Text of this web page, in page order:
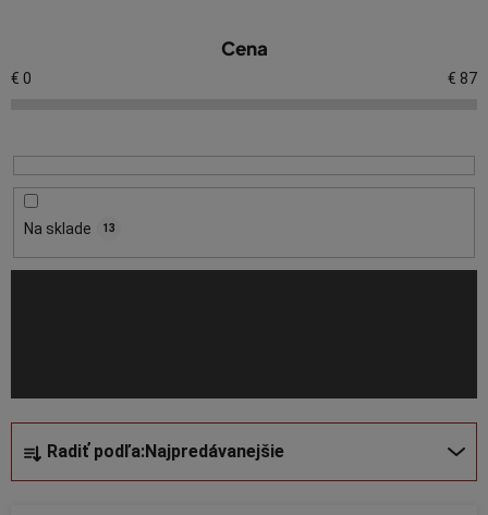
a
d
Radiť podľa:Najpredávanejšie
Cena
€ 0 € 87
Na sklade 13
p
p
r
o
d
v